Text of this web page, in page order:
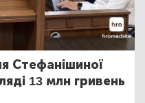
Стефанішиної
13 млн гривень